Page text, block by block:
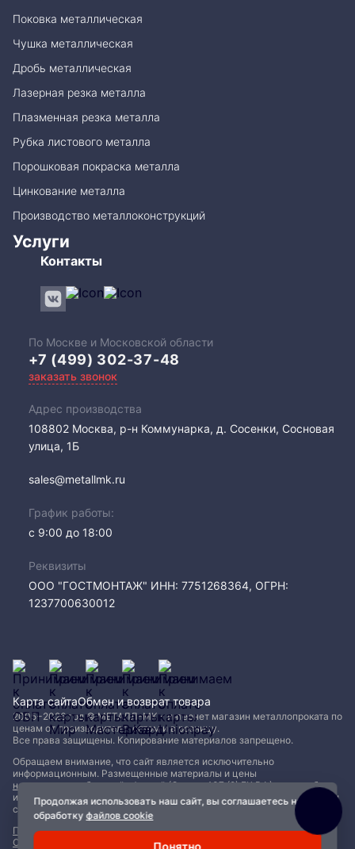
Продолжая использовать наш сайт, вы соглашаетесь на
обработкуфайлов cookie
Понятно
Поковка металлическая
Чушка металлическая
Дробь металлическая
Лазерная резка металла
Плазменная резка металла
Рубка листового металла
Порошковая покраска металла
Цинкование металла
Производство металлоконструкций
Услуги
Контакты
По Москве и Московской области
+7 (499) 302-37-48
заказать звонок
Адрес производства
108802​ Москва, р-н Коммунарка, д. Сосенки, Сосновая
улица, 1Б
sales@metallmk.ru
График работы:
с 9:00 до 18:00
Реквизиты
ООО "ГОСТМОНТАЖ" ИНН: 7751268364, ОГРН:
1237700630012
2005−2026 год © МЕТАЛЛ-МК - интернет магазин металлопроката по
ценам от производителя, оптом и в розницу.
Все права защищены. Копирование материалов запрещено.
Обращаем внимание, что сайт является исключительно
информационным. Размещенные материалы и цены
не являются публичной офертой (Статья 437 (2) ГК РФ)и могут быть
изменены без уведомления. Для уточнения наличия, характеристик и
стоимости материалов обращайтесь в офисы продаж.
Политика конфиденциальности|Пользовательское соглашение|
Обработка файлов Cookie
Карта сайтаОбмен и возврат товара